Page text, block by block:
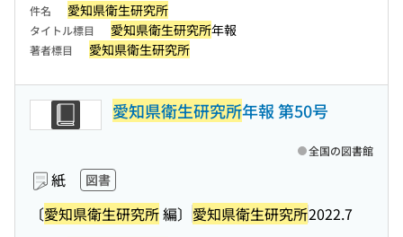
件名 愛知県衛生研究所
タイトル標目 愛知県衛生研究所年報
著者標目 愛知県衛生研究所
愛知県衛生研究所年報 第50号
紙 図書
〔愛知県衛生研究所編〕 愛知県衛生研究所2022.7
全国の図書館